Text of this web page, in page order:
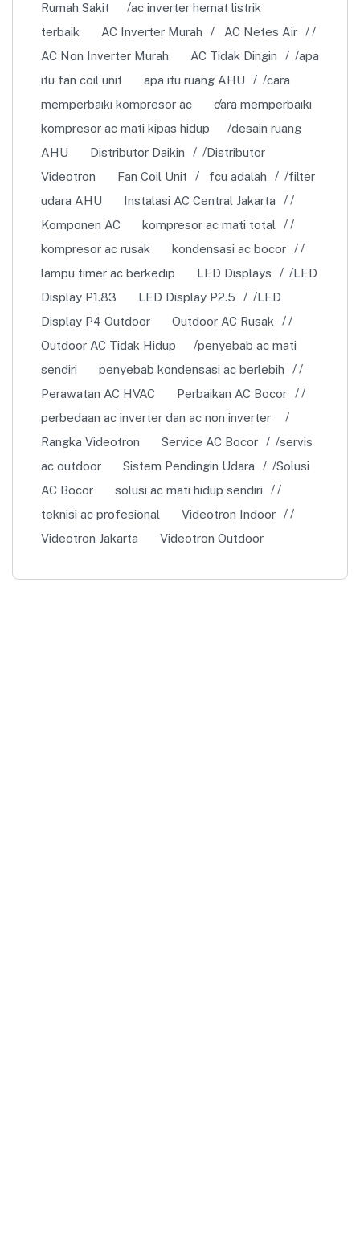
Rumah Sakit
ac inverter hemat listrik
terbaik
AC Inverter Murah
AC Netes Air
AC Non Inverter Murah
AC Tidak Dingin
apa
itu fan coil unit
apa itu ruang AHU
cara
memperbaiki kompresor ac
cara memperbaiki
kompresor ac mati kipas hidup
desain ruang
AHU
Distributor Daikin
Distributor
Videotron
Fan Coil Unit fcu adalah
filter
udara AHU
Instalasi AC Central Jakarta
Komponen AC
kompresor ac mati total
kompresor ac rusak
kondensasi ac bocor
lampu timer ac berkedip
LED Displays
LED
Display P1.83
LED Display P2.5
LED
Display P4 Outdoor
Outdoor AC Rusak
Outdoor AC Tidak Hidup
penyebab ac mati
sendiri
penyebab kondensasi ac berlebih
Perawatan AC HVAC
Perbaikan AC Bocor
perbedaan ac inverter dan ac non inverter
Rangka Videotron
Service AC Bocor
servis
ac outdoor
Sistem Pendingin Udara
Solusi
AC Bocor
solusi ac mati hidup sendiri
teknisi ac profesional
Videotron Indoor
Videotron Jakarta
Videotron Outdoor